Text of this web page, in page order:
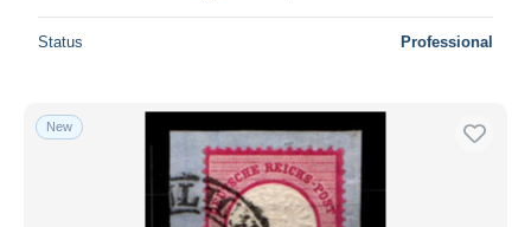
Status Professional
New